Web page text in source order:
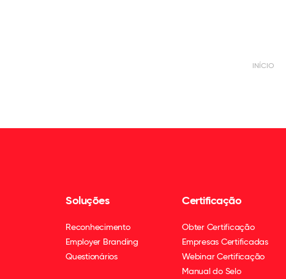
INÍCIO
Soluções
Reconhecimento
Employer Branding
Questionários
Certificação
Obter Certificação
Empresas Certificadas
Webinar Certificação
Manual do Selo